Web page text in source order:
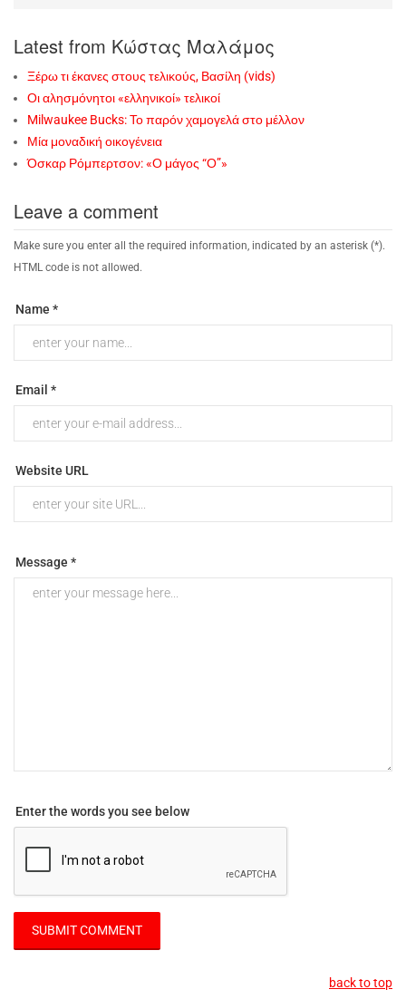
Latest from Κώστας Μαλάμος
Ξέρω τι έκανες στους τελικούς, Βασίλη (vids)
Οι αλησμόνητοι «ελληνικοί» τελικοί
Milwaukee Bucks: Το παρόν χαμογελά στο μέλλον
Μία μοναδική οικογένεια
Όσκαρ Ρόμπερτσον: «Ο μάγος “Ο”»
Leave a comment
Make sure you enter all the required information, indicated by an asterisk (*).
HTML code is not allowed.
Name *
Email *
Website URL
Message *
Enter the words you see below
back to top